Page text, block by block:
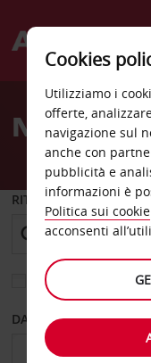
Welcome
AvisNoleggio
RITIRO DA
Scegli una
DAL GIORNO
Cookies
Utilizziamo i
offerte,
navigazione sul
anche con
pubblicità e
informazioni è
Politica sui cookie
acconsenti